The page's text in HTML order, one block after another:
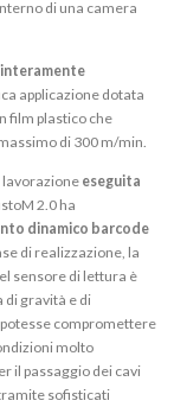
di una camera
applicazione dotata
film plastico che
di 300 m/min.
lavorazione eseguita
2.0 ha
dinamico barcode
di realizzazione, la
sensore di lettura è
di gravità e di
compromettere
molto
il passaggio dei cavi
sofisticati